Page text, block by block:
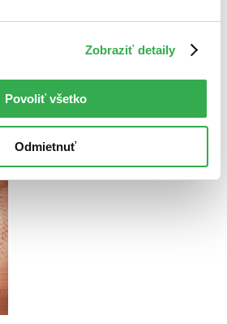
Zobraziť detaily
Povoliť všetko
Odmietnuť